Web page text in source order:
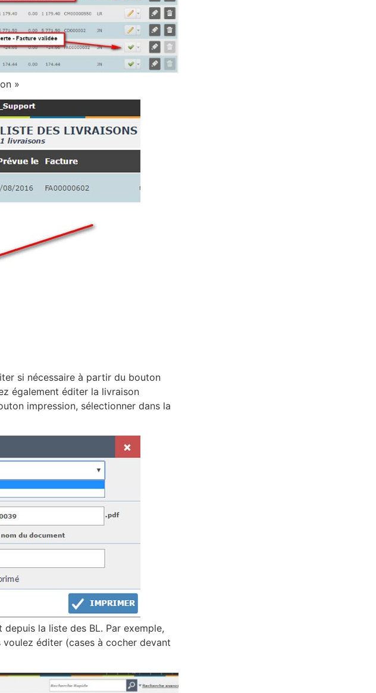
»
si nécessaire à partir du bouton
également éditer la livraison
impression, sélectionner dans la
la liste des BL. Par exemple,
éditer (cases à cocher devant